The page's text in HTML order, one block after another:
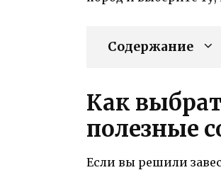
Содержание
Как
полезные
Если вы решили